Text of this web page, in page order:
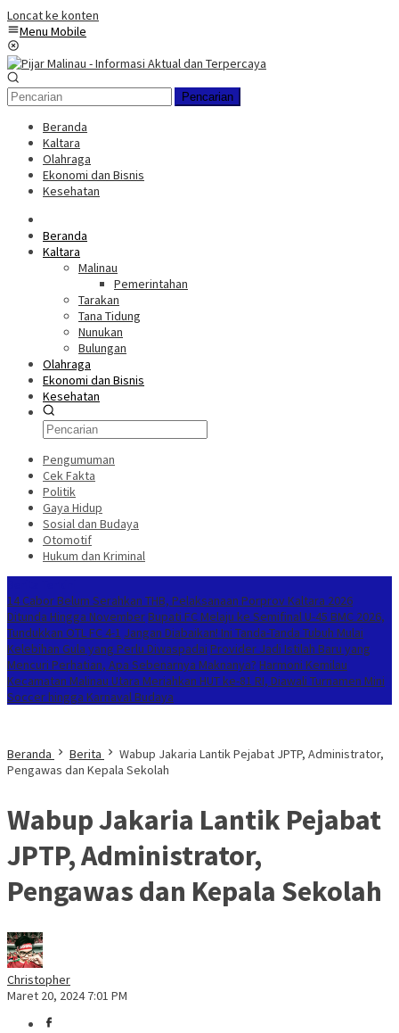
Loncat ke konten
Menu Mobile
Pencarian
Beranda
Kaltara
Olahraga
Ekonomi dan Bisnis
Kesehatan
Beranda
Kaltara
Malinau
Pemerintahan
Tarakan
Tana Tidung
Nunukan
Bulungan
Olahraga
Ekonomi dan Bisnis
Kesehatan
Pengumuman
Cek Fakta
Politik
Gaya Hidup
Sosial dan Budaya
Otomotif
Hukum dan Kriminal
14 Cabor Belum Serahkan THB, Pelaksanaan Porprov Kaltara 2026
Ditunda Hingga NovemberBupati FC Melaju ke Semifinal U-45 BMC 2026,
Tundukkan OTL FC 4-1 Jangan Diabaikan! Ini Tanda-Tanda Tubuh Mulai
Kelebihan Gula yang Perlu Diwaspadai Provider Jadi Istilah Baru yang
Mencuri Perhatian, Apa Sebenarnya Maknanya? Harmoni Kemilau
Kecamatan Malinau Utara Meriahkan HUT ke-81 RI, Diawali Turnamen Mini
Soccer hingga Karnaval Budaya
Beranda Berita
Wabup Jakaria Lantik Pejabat JPTP, Administrator,
Pengawas dan Kepala Sekolah
Wabup Jakaria Lantik Pejabat
JPTP, Administrator,
Pengawas dan Kepala Sekolah
Christopher
Maret 20, 2024 7:01 PM